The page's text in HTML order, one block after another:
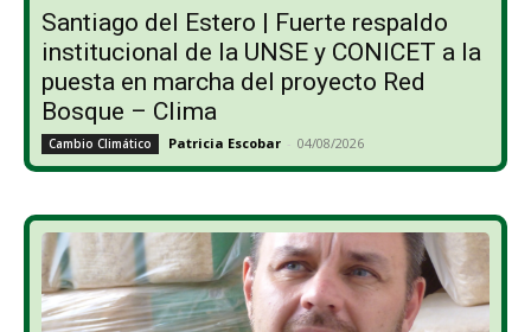
Santiago del Estero | Fuerte respaldo
institucional de la UNSE y CONICET a la
puesta en marcha del proyecto Red
Bosque – Clima
Cambio Climático Patricia Escobar - 04/08/2026